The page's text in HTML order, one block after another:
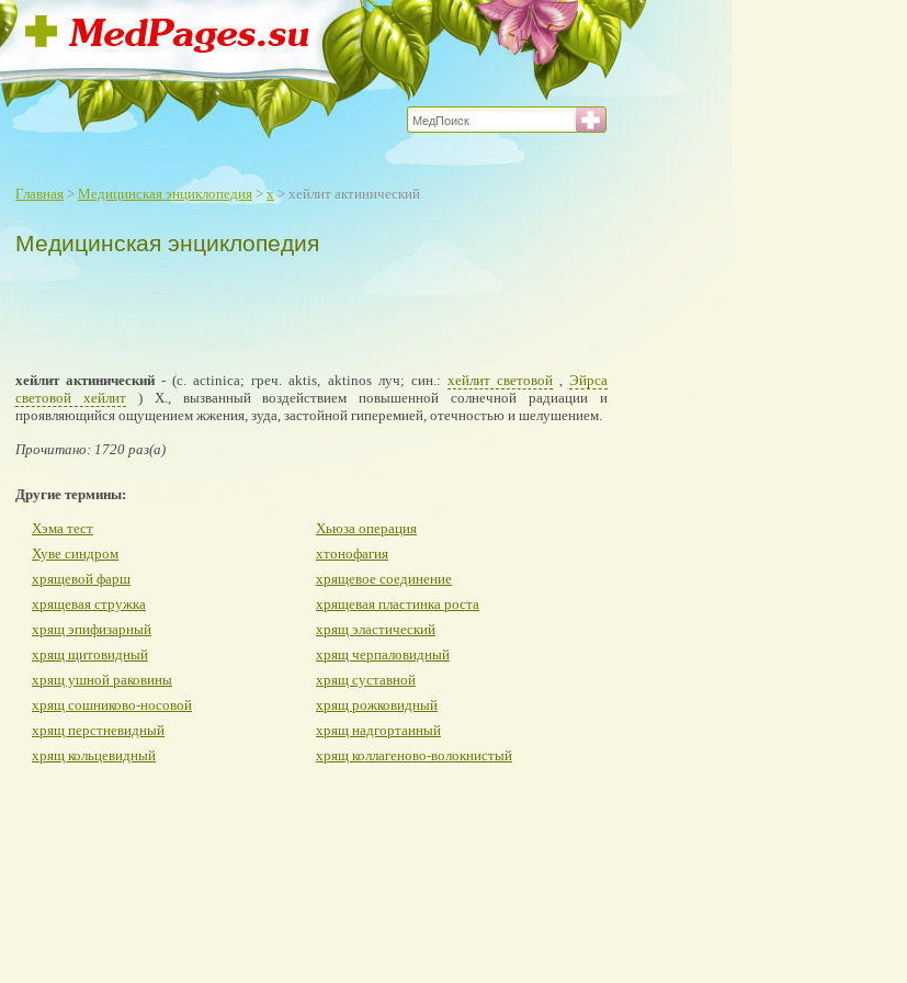
Главная > Медицинская энциклопедия > х> хейлит актинический
Медицинская энциклопедия
хейлит актинический - (с. actinica; греч. aktis, aktinos луч; син.: хейлит световой,Эйрса
световой хейлит) Х., вызванный воздействием повышенной солнечной радиации и
проявляющийся ощущением жжения, зуда, застойной гиперемией, отечностью и шелушением.
Прочитано: 1720 раз(а)
Другие термины:
Хэма тест
Хьюза операция
Хуве синдром
хтонофагия
хрящевой фарш
хрящевое соединение
хрящевая стружка
хрящевая пластинка роста
хрящ эпифизарный
хрящ эластический
хрящ щитовидный
хрящ черпаловидный
хрящ ушной раковины
хрящ суставной
хрящ сошниково-носовой
хрящ рожковидный
хрящ перстневидный
хрящ надгортанный
хрящ кольцевидный
хрящ коллагеново-волокнистый